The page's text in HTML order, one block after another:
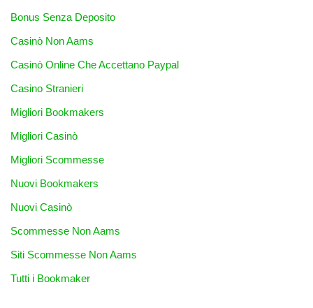
Bonus Senza Deposito
Casinò Non Aams
Casinò Online Che Accettano Paypal
Casino Stranieri
Migliori Bookmakers
Migliori Casinò
Migliori Scommesse
Nuovi Bookmakers
Nuovi Casinò
Scommesse Non Aams
Siti Scommesse Non Aams
Tutti i Bookmaker